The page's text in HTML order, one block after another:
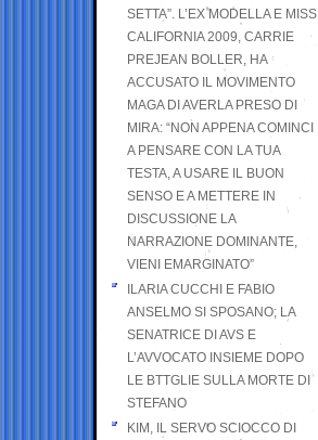
SETTA”. L’EX MODELLA E MISS
CALIFORNIA 2009, CARRIE
PREJEAN BOLLER, HA
ACCUSATO IL MOVIMENTO
MAGA DI AVERLA PRESO DI
MIRA: “NON APPENA COMINCI
A PENSARE CON LA TUA
TESTA, A USARE IL BUON
SENSO E A METTERE IN
DISCUSSIONE LA
NARRAZIONE DOMINANTE,
VIENI EMARGINATO”
ILARIA CUCCHI E FABIO
ANSELMO SI SPOSANO; LA
SENATRICE DI AVS E
L’AVVOCATO INSIEME DOPO
LE BTTGLIE SULLA MORTE DI
STEFANO
KIM, IL SERVO SCIOCCO DI